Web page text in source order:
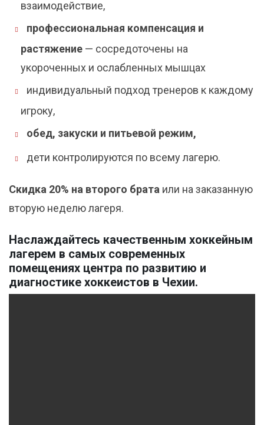
взаимодействие,
профессиональная компенсация и
растяжение — сосредоточены на
укороченных и ослабленных мышцах
индивидуальный подход тренеров к каждому
игроку,
обед, закуски и питьевой режим,
дети контролируются по всему лагерю.
Скидка 20% на второго брата или на заказанную
вторую неделю лагеря.
Наслаждайтесь качественным хоккейным
лагерем в самых современных
помещениях центра по развитию и
диагностике хоккеистов в Чехии.